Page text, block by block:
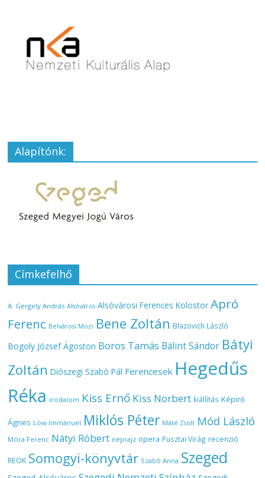
Alapítónk:
Címkefelhő
A. Gergely András Alsóváros Alsóvárosi Ferences Kolostor Apró
Ferenc Belvárosi Mozi Bene Zoltán Blazovich László
Bogoly József Ágoston Boros Tamás Bálint Sándor Bátyi
Zoltán Diószegi Szabó Pál Ferencesek Hegedűs
Réka irodalom Kiss Ernő Kiss Norbert kiállítás Képiró
Ágnes Löw Immánuel Miklós Péter Máté Zsolt Mód László
Móra Ferenc Nátyi Róbert néprajz opera Pusztai Virág recenzió
REÖK Somogyi-könyvtár Szabó Anna Szeged